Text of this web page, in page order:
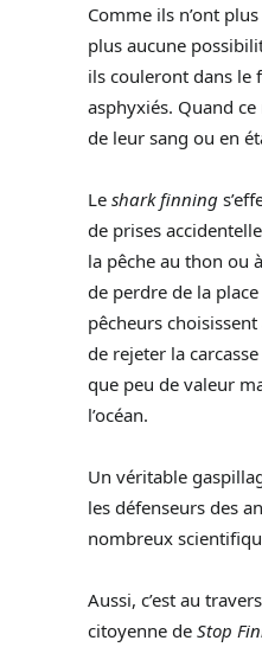
Comme ils n’ont
plus aucune
ils couleront dans
asphyxiés. Quand ce
de leur sang ou en
Le shark finning
de prises
la pêche au thon ou
de perdre de la
pêcheurs
de rejeter la carcasse
que peu de valeur
l’océan.
Un véritable
les défenseurs des
nombreux
Aussi, c’est au
citoyenne de Stop